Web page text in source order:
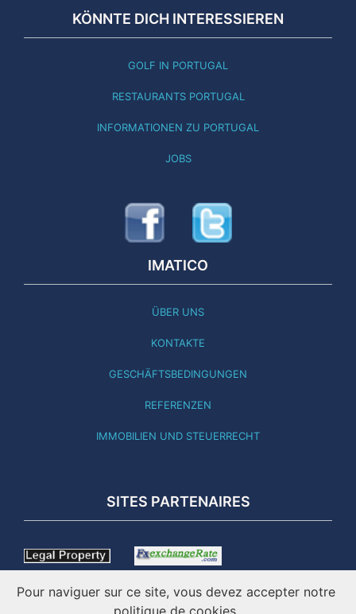
KÖNNTE DICH INTERESSIEREN
GOLF IN PORTUGAL
RESTAURANTS PORTUGAL
INFORMATIONEN ZU PORTUGAL
JOBS
IMATICO
ÜBER UNS
KONTAKTE
GESCHÄFTSBEDINGUNGEN
REFERENZEN
IMMOBILIEN UND STEUERRECHT
SITES PARTENAIRES
Pour naviguer sur ce site, vous devez accepter notre
politique de cookies.